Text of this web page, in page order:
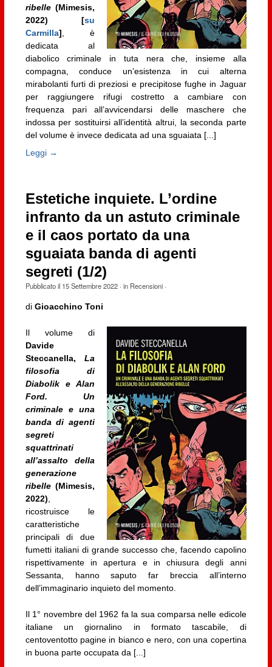
ribelle(Mimesis,
2022) [su
Carmilla] , è
dedicata al
diabolico criminale in tuta nera che, insieme alla
compagna, conduce un’esistenza in cui alterna
mirabolanti furti di preziosi e precipitose fughe in Jaguar
per raggiungere rifugi costretto a cambiare con
frequenza pari all’avvicendarsi delle maschere che
indossa per sostituirsi all’identità altrui, la seconda parte
del volume è invece dedicata ad una sguaiata [...]
Leggi →
Estetiche inquiete. L’ordine
infranto da un astuto criminale
e il caos portato da una
sguaiata banda di agenti
segreti (1/2)
Pubblicato il 15 Settembre 2022· in Recensioni·
di Gioacchino Toni
Il volume di
Davide
Steccanella,La
filosofia di
Diabolik e Alan
Ford. Un
criminale e una
banda di agenti
segreti
squattrinati
all’assalto della
generazione
ribelle(Mimesis,
2022)
ricostruisce le
caratteristiche
principali di due
fumetti italiani di grande successo che, facendo capolino
rispettivamente in apertura e in chiusura degli anni
Sessanta, hanno saputo far breccia all’interno
dell’immaginario inquieto del momento.
Il 1° novembre del 1962 fa la sua comparsa nelle edicole
italiane un giornalino in formato tascabile, di
centoventotto pagine in bianco e nero, con una copertina
in buona parte occupata da [...]